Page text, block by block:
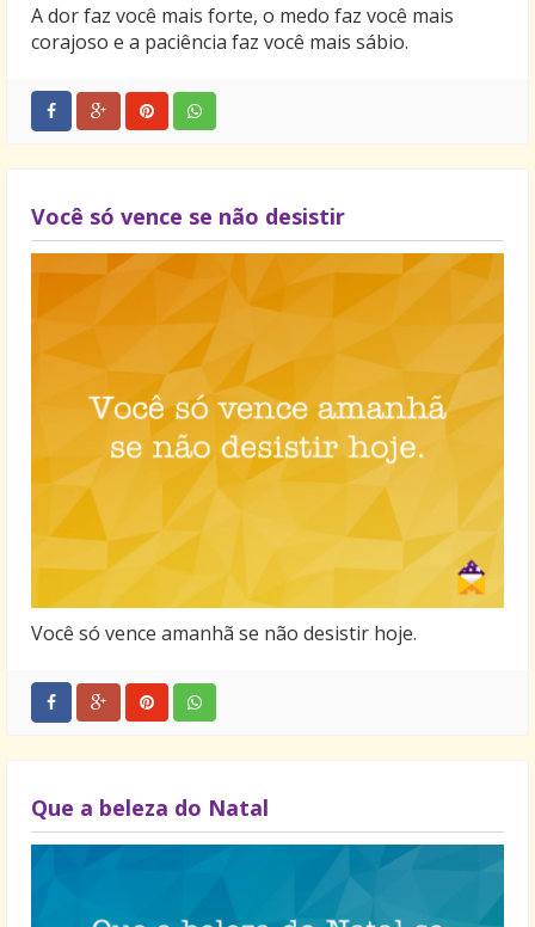
A dor faz você mais forte, o medo faz você mais
corajoso e a paciência faz você mais sábio.
Você só vence se não desistir
Você só vence amanhã se não desistir hoje.
Que a beleza do Natal